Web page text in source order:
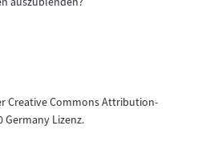
Creative Commons Attribution-
Germany Lizenz.